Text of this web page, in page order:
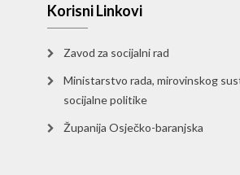
Korisni Linkovi
Zavod za socijalni rad
Ministarstvo rada, mirovinskog
socijalne politike
Županija Osječko-baranjska